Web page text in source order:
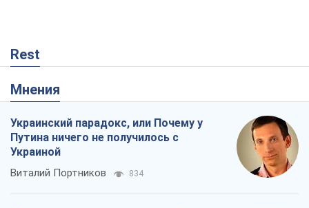
Rest
Мнения
Украинский парадокс, или Почему у
Путина ничего не получилось с
Украиной
Виталий Портников 834